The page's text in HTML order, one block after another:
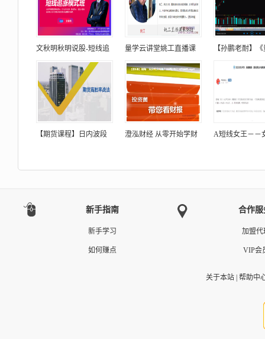
文秋明秋明说股-短线追 量学云讲堂姚工直播课 【孙鹏老耐】
【期货课程】日内波段 澄泓财经 从零开始学财 A短线女王－－
新手指南
新手学习
如何赚点
合作服
加盟代
VIP会
关于本站| 帮助中